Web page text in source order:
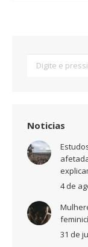
Noticias
4 de
31 de